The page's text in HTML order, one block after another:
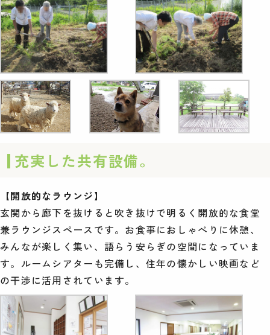
充実した共有設備。
【開放的なラウンジ】
玄関から廊下を抜けると吹き抜けで明るく開放的な食堂
兼ラウンジスペースです。お食事におしゃべりに休憩、
みんなが楽しく集い、語らう安らぎの空間になっていま
す。ルームシアターも完備し、住年の懐かしい映画など
の干渉に活用されています。